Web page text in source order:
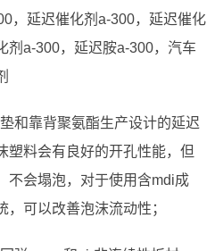
，延迟催化剂a-300，延迟催化
剂a-300，延迟胺a-300，汽车
和靠背聚氨酯生产设计的延迟
塑料会有良好的开孔性能，但
不会塌泡，对于使用含mdi成
可以改善泡沫流动性；